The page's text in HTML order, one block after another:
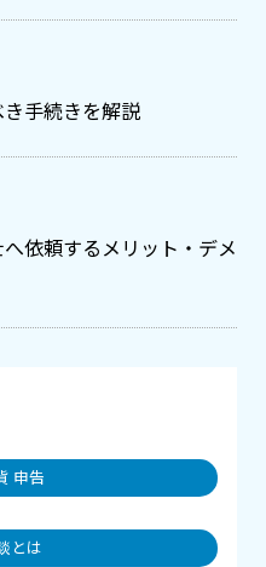
手続きを解説
依頼するメリット・デメ
申告
とは